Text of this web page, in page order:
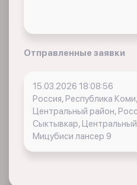
Отправленные заявки
15.03.2026 18:08:56
Россия, Республика
Центральный район,
Сыктывкар,
Мицубиси лансер 9